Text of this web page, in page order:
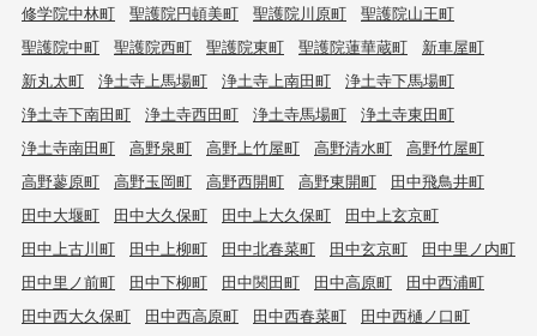
修学院中林町
聖護院円頓美町 聖護院川原町
聖護院山王町
聖護院中町
聖護院西町 聖護院東町 聖護院蓮華蔵町
新車屋町
新丸太町
浄土寺上馬場町 浄土寺上南田町
浄土寺下馬場町
浄土寺下南田町
浄土寺西田町 浄土寺馬場町
浄土寺東田町
浄土寺南田町
高野泉町 高野上竹屋町 高野清水町
高野竹屋町
高野蓼原町
高野玉岡町 高野西開町 高野東開町
田中飛鳥井町
田中大堰町
田中大久保町 田中上大久保町
田中上玄京町
田中上古川町
田中上柳町 田中北春菜町 田中玄京町
田中里ノ内町
田中里ノ前町
田中下柳町 田中関田町 田中高原町
田中西浦町
田中西大久保町
田中西高原町 田中西春菜町
田中西樋ノ口町